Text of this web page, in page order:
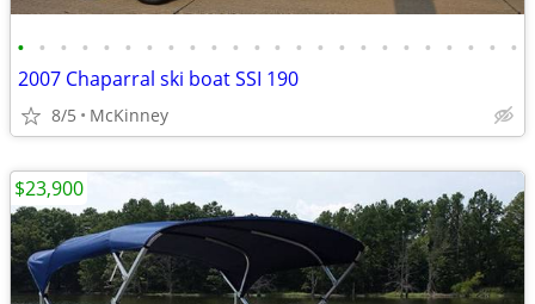
• • • • • • • • • • • • • • • • • • • • • • • •
2007 Chaparral ski boat SSI 190
8/5 McKinney
$23,900